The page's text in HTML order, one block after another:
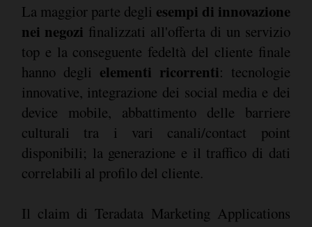
La maggior parte degli esempi di innovazione
nei negozi finalizzati all'offerta di un servizio
top e la conseguente fedeltà del cliente finale
hanno degli elementi ricorrenti: tecnologie
innovative, integrazione dei social media e dei
device mobile, abbattimento delle barriere
culturali tra i vari canali/contact point
disponibili; la generazione e il traffico di dati
correlabili al profilo del cliente.
Il claim di Teradata Marketing Applications